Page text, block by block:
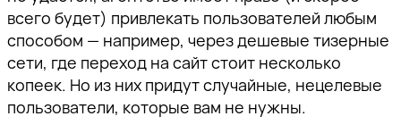
всего будет) привлекать пользователей любым
способом — например, через дешевые тизерные
сети, где переход на сайт стоит несколько
копеек. Но из них придут случайные, нецелевые
пользователи, которые вам не нужны.